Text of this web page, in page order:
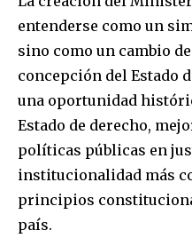
entenderse como un
sino como un cambio
concepción del Estado
una oportunidad
Estado de derecho,
políticas públicas en
institucionalidad más
principios
país.